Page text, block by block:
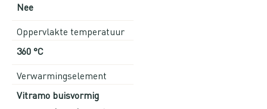
Nee
Oppervlakte temperatuur
360 °C
Verwarmingselement
Vitramo buisvormig